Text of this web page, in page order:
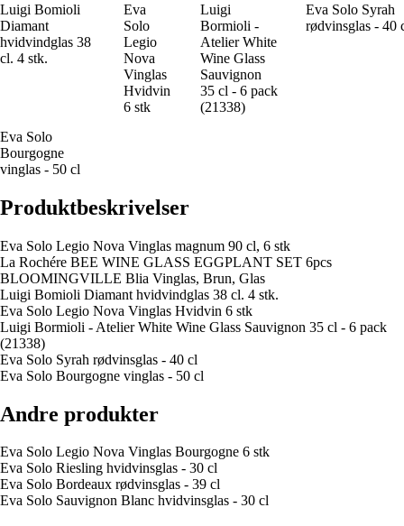
Luigi Bomioli
Diamant
hvidvindglas 38
cl. 4 stk.
Eva
Solo
Legio
Nova
Vinglas
Hvidvin
6 stk
Luigi
Bormioli -
Atelier White
Wine Glass
Sauvignon
35 cl - 6 pack
(21338)
Eva Solo Syrah
rødvinsglas - 40
Eva Solo
Bourgogne
vinglas - 50 cl
Produktbeskrivelser
Eva Solo Legio Nova Vinglas magnum 90 cl, 6 stk
La Rochére BEE WINE GLASS EGGPLANT SET 6pcs
BLOOMINGVILLE Blia Vinglas, Brun, Glas
Luigi Bomioli Diamant hvidvindglas 38 cl. 4 stk.
Eva Solo Legio Nova Vinglas Hvidvin 6 stk
Luigi Bormioli - Atelier White Wine Glass Sauvignon 35 cl - 6 pack
(21338)
Eva Solo Syrah rødvinsglas - 40 cl
Eva Solo Bourgogne vinglas - 50 cl
Andre produkter
Eva Solo Legio Nova Vinglas Bourgogne 6 stk
Eva Solo Riesling hvidvinsglas - 30 cl
Eva Solo Bordeaux rødvinsglas - 39 cl
Eva Solo Sauvignon Blanc hvidvinsglas - 30 cl